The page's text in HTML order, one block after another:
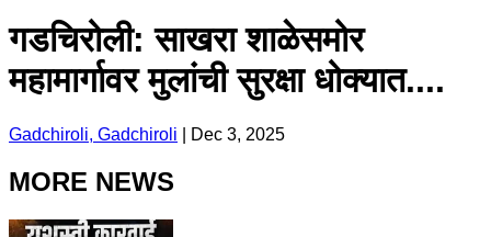
गडचिरोली: साखरा शाळेसमोर
महामार्गावर मुलांची सुरक्षा धोक्यात....
Gadchiroli, Gadchiroli Dec 3, 2025
MORE NEWS